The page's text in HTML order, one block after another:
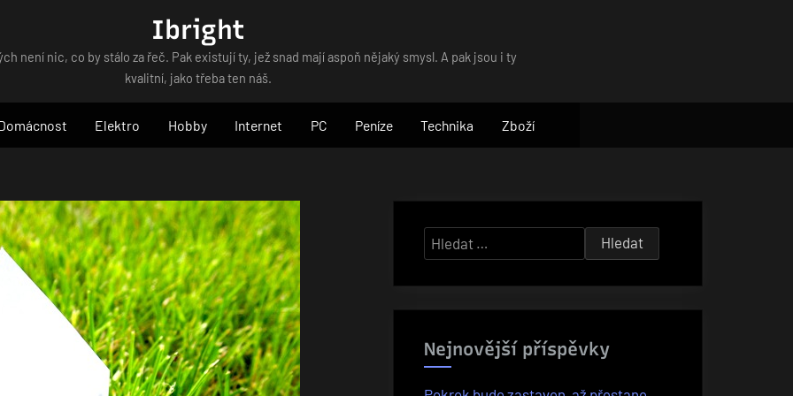
Ibright
není nic, co by stálo za řeč. Pak existují ty, jež snad mají aspoň nějaký smysl. A pak jsou i ty
kvalitní, jako třeba ten náš.
Elektro Hobby Internet PC Peníze Technika Zboží
Vyhledávání
Nejnovější příspěvky